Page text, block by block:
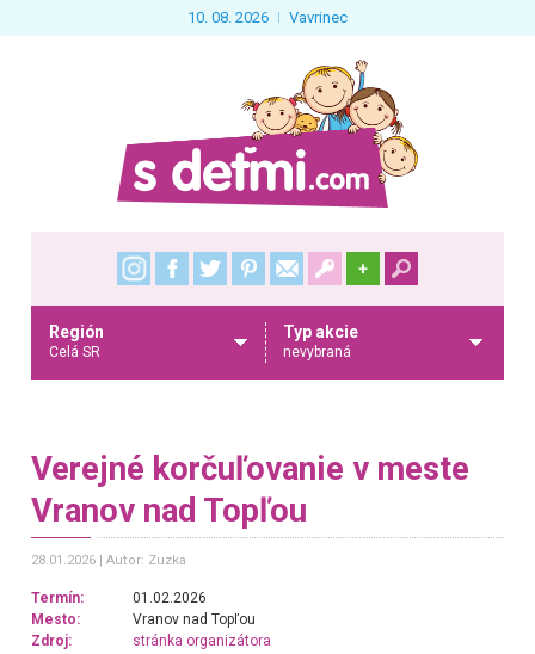
10. 08. 2026 Vavrinec
+
Región
Celá SR
Typ akcie
nevybraná
Verejné korčuľovanie v meste
Vranov nad Topľou
28.01.2026 Autor: Zuzka
Termín:
01.02.2026
Mesto:
Vranov nad Topľou
Zdroj:
stránka organizátora